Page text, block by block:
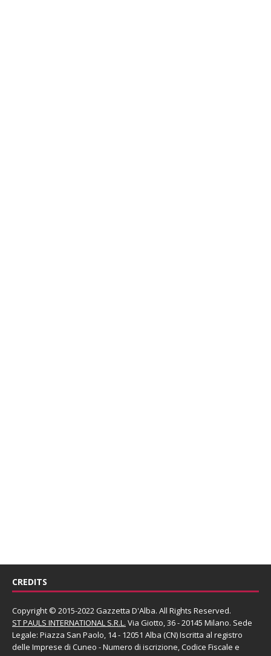
CREDITS
Copyright © 2015-2022 Gazzetta D'Alba. All Rights Reserved.
ST PAULS INTERNATIONAL S.R.L. Via Giotto, 36 - 20145 Milano. Sede
Legale: Piazza San Paolo, 14 - 12051 Alba (CN) Iscritta al registro
delle Imprese di Cuneo - Numero di iscrizione, Codice Fiscale e